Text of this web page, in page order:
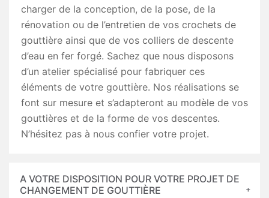
charger de la conception, de la pose, de la
rénovation ou de l’entretien de vos crochets de
gouttière ainsi que de vos colliers de descente
d’eau en fer forgé. Sachez que nous disposons
d’un atelier spécialisé pour fabriquer ces
éléments de votre gouttière. Nos réalisations se
font sur mesure et s’adapteront au modèle de vos
gouttières et de la forme de vos descentes.
N’hésitez pas à nous confier votre projet.
A VOTRE DISPOSITION POUR VOTRE PROJET DE
CHANGEMENT DE GOUTTIÈRE